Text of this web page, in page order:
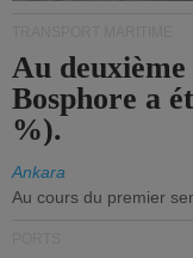
Au
Bosphore a
%).
Ankara
Au cours du premier